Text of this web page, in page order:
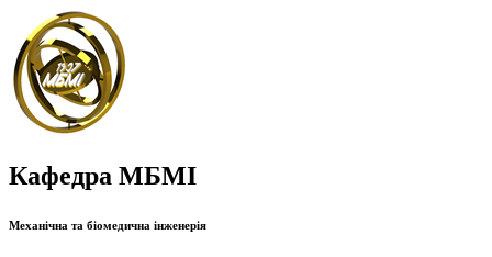
Кафедра МБМІ
Механічна та біомедична інженерія